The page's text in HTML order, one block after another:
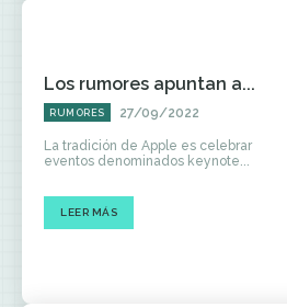
Los rumores apuntan a...
RUMORES 27/09/2022
La tradición de Apple es celebrar
eventos denominados keynote...
LEER MÁS